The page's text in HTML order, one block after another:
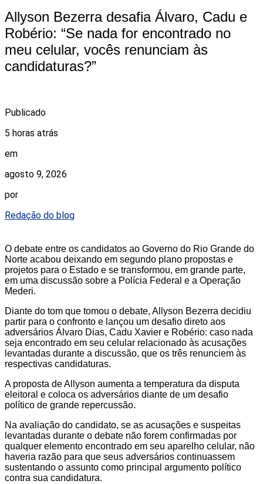
Allyson Bezerra desafia Álvaro, Cadu e
Robério: “Se nada for encontrado no
meu celular, vocês renunciam às
candidaturas?”
Publicado
5 horas atrás
em
agosto 9, 2026
por
Redação do blog
O debate entre os candidatos ao Governo do Rio Grande do
Norte acabou deixando em segundo plano propostas e
projetos para o Estado e se transformou, em grande parte,
em uma discussão sobre a Polícia Federal e a Operação
Mederi.
Diante do tom que tomou o debate, Allyson Bezerra decidiu
partir para o confronto e lançou um desafio direto aos
adversários Álvaro Dias, Cadu Xavier e Robério: caso nada
seja encontrado em seu celular relacionado às acusações
levantadas durante a discussão, que os três renunciem às
respectivas candidaturas.
A proposta de Allyson aumenta a temperatura da disputa
eleitoral e coloca os adversários diante de um desafio
político de grande repercussão.
Na avaliação do candidato, se as acusações e suspeitas
levantadas durante o debate não forem confirmadas por
qualquer elemento encontrado em seu aparelho celular, não
haveria razão para que seus adversários continuassem
sustentando o assunto como principal argumento político
contra sua candidatura.